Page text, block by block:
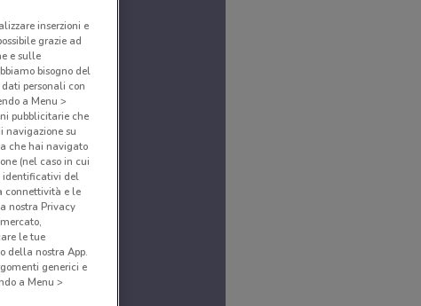
inserzioni e
grazie ad
e sulle
bisogno del
personali con
a Menu >
pubblicitarie che
su
che hai navigato
(nel caso in cui
identificativi del
connettività e le
nostra Privacy
le tue
della nostra App.
generici e
a Menu >